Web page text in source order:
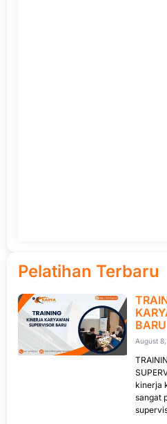
Pelatihan Terbaru
BARU
August
kinerja
sangat